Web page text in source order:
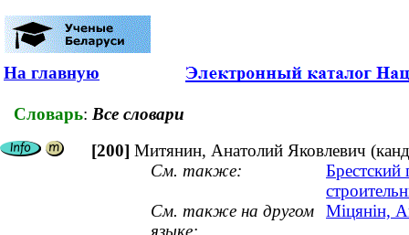
На главную
Словарь: Все словари
[200] Митянин, Анатолий Яковлевич
См. также:
Брестский
См. также на другом
Міцянін,